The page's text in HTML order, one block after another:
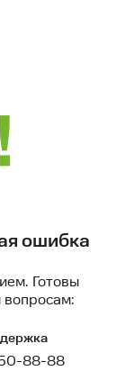
ошибка
Готовы
вопросам:
88-88